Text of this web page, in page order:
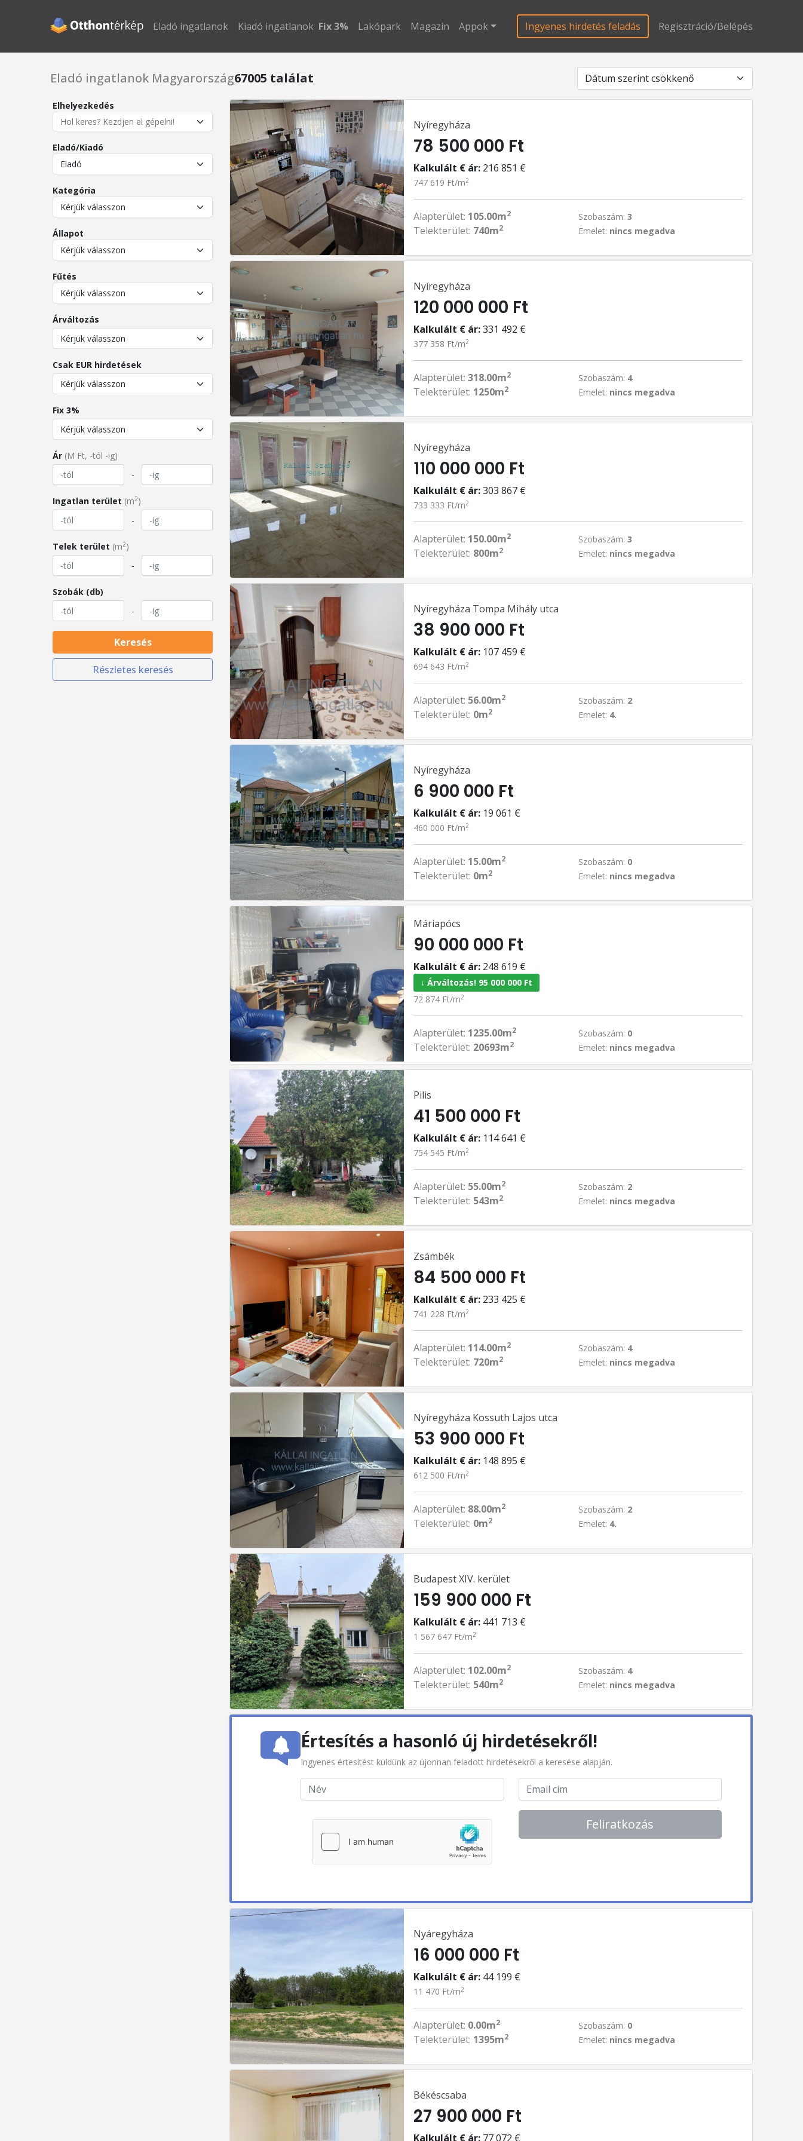
Eladó ingatlanok Kiadó ingatlanok Fix 3% Lakópark Magazin Appok Ingyenes hirdetés feladás Regisztráció/Belépés
Eladó ingatlanok Magyarország67005 találat
Elhelyezkedés
Eladó/Kiadó
Kategória
Állapot
Fűtés
Árváltozás
Csak EUR hirdetések
Fix 3%
Ár (M Ft, -tól -ig)
-
Ingatlan terület (m2)
-
Telek terület (m2)
-
Szobák (db)
-
Keresés
Részletes keresés
Nyíregyháza
78 500 000 Ft
Kalkulált € ár: 216 851 €
747 619 Ft/m2
Alapterület: 105.00m2
Telekterület: 740m2
Szobaszám: 3
Emelet: nincs megadva
Nyíregyháza
120 000 000 Ft
Kalkulált € ár:331 492 €
377 358 Ft/m2
Alapterület:318.00m2
Telekterület: 1250m2
Szobaszám: 4
Emelet: nincs megadva
Nyíregyháza
110 000 000 Ft
Kalkulált € ár:303 867 €
733 333 Ft/m2
Alapterület: 150.00m2
Telekterület: 800m2
Szobaszám: 3
Emelet: nincs megadva
Nyíregyháza Tompa Mihály utca
38 900 000 Ft
Kalkulált € ár: 107 459 €
694 643 Ft/m2
Alapterület: 56.00m2
Telekterület: 0m2
Szobaszám: 2
Emelet: 4.
Nyíregyháza
6 900 000 Ft
Kalkulált € ár: 19 061 €
460 000 Ft/m2
Alapterület: 15.00m2
Telekterület: 0m2
Szobaszám: 0
Emelet: nincs megadva
Máriapócs
90 000 000 Ft
Kalkulált € ár: 248 619 €
↓ Árváltozás! 95 000 000 Ft
72 874 Ft/m2
Alapterület: 1235.00m2
Telekterület: 20693m2
Szobaszám: 0
Emelet: nincs megadva
Pilis
41 500 000 Ft
Kalkulált € ár: 114 641 €
754 545 Ft/m2
Alapterület: 55.00m2
Telekterület: 543m2
Szobaszám: 2
Emelet: nincs megadva
Zsámbék
84 500 000 Ft
Kalkulált € ár: 233 425 €
741 228 Ft/m2
Alapterület: 114.00m2
Telekterület: 720m2
Szobaszám: 4
Emelet: nincs megadva
Nyíregyháza Kossuth Lajos utca
53 900 000 Ft
Kalkulált € ár: 148 895 €
612 500 Ft/m2
Alapterület: 88.00m2
Telekterület: 0m2
Szobaszám: 2
Emelet: 4.
Budapest XIV. kerület
159 900 000 Ft
Kalkulált € ár: 441 713 €
1 567 647 Ft/m2
Alapterület: 102.00m2
Telekterület: 540m2
Szobaszám: 4
Emelet: nincs megadva
Értesítés a hasonló új hirdetésekről!
Ingyenes értesítést küldünk az újonnan feladott hirdetésekről a keresése alapján.
Feliratkozás
Nyáregyháza
16 000 000 Ft
Kalkulált € ár: 44 199 €
11 470 Ft/m2
Alapterület: 0.00m2
Telekterület: 1395m2
Szobaszám: 0
Emelet: nincs megadva
Békéscsaba
27 900 000 Ft
Kalkulált € ár: 77 072 €